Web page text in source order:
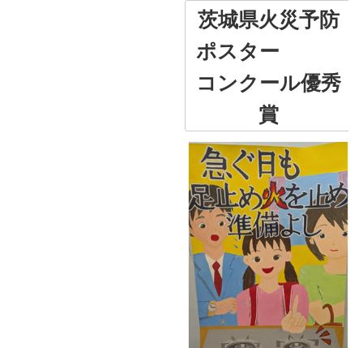
茨城県火災予防
ポスター
コンクール優秀
賞